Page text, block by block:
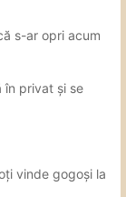
s-ar opri acum
în privat și se
vinde gogoși la